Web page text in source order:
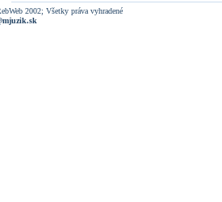
2002; Všetky práva vyhradené